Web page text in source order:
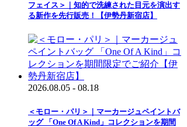
フェイス＞｜知的で洗練された目元を演出す
る新作を先行販売！【伊勢丹新宿店】
2026.08.05 - 08.18
＜モロー・パリ＞｜マーカージュペイントバ
ッグ 「One Of A Kind」コレクションを期間